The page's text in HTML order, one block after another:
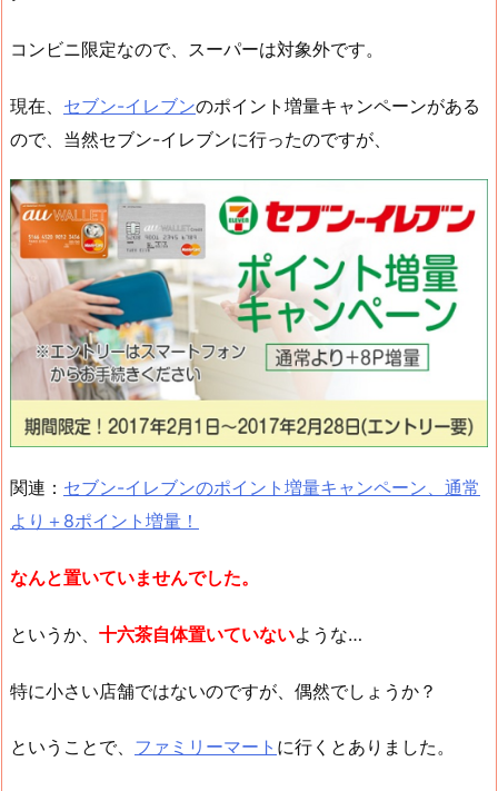
コンビニ限定なので、スーパーは対象外です。
現在、 セブン-イレブンのポイント増量キャンペーンがある
ので、当然セブン-イレブンに行ったのですが、
関連： セブン-イレブンのポイント増量キャンペーン、通常
より＋8ポイント増量！
なんと置いていませんでした。
というか、 十六茶自体置いていないような…
特に小さい店舗ではないのですが、偶然でしょうか？
ということで、 ファミリーマート に行くとありました。